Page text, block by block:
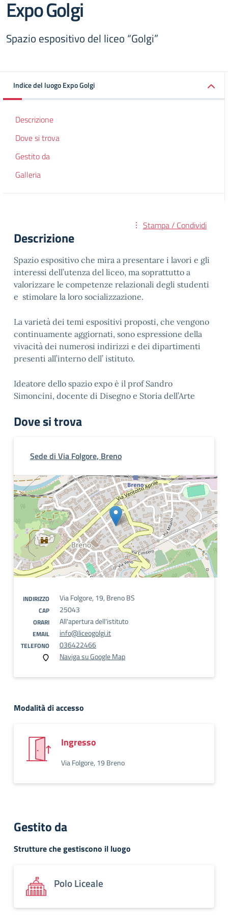
Expo Golgi
Spazio espositivo del liceo “Golgi”
Indice del luogo Expo Golgi
Descrizione
Dove si trova
Gestito da
Galleria
Stampa / Condividi
Descrizione
Spazio espositivo che mira a presentare i lavori e gli
interessi dell’utenza del liceo, ma soprattutto a
valorizzare le competenze relazionali degli studenti
e stimolare la loro socializzazione.
La varietà dei temi espositivi proposti, che vengono
continuamente aggiornati, sono espressione della
vivacità dei numerosi indirizzi e dei dipartimenti
presenti all’interno dell’ istituto.
Ideatore dello spazio expo è il prof Sandro
Simoncini, docente di Disegno e Storia dell’Arte
Dove si trova
Sede di Via Folgore, Breno
INDIRIZZO Via Folgore, 19, Breno BS
CAP 25043
ORARI All'apertura dell'istituto
EMAIL info@liceogolgi.it
TELEFONO
036422466
Naviga su Google Map
Modalità di accesso
Ingresso
Via Folgore, 19 Breno
Gestito da
Strutture che gestiscono il luogo
Polo Liceale